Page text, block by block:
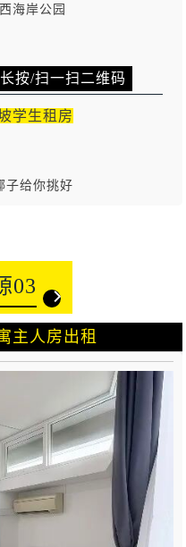
海岸公园
长按/扫一扫二维码
学生租房
子给你挑好
03
主人房出租